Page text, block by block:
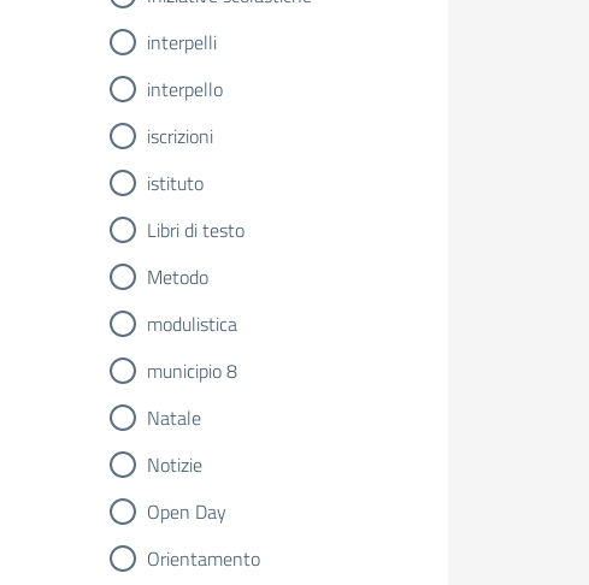
interpelli
interpello
iscrizioni
istituto
Libri di testo
Metodo
modulistica
municipio 8
Natale
Notizie
Open Day
Orientamento